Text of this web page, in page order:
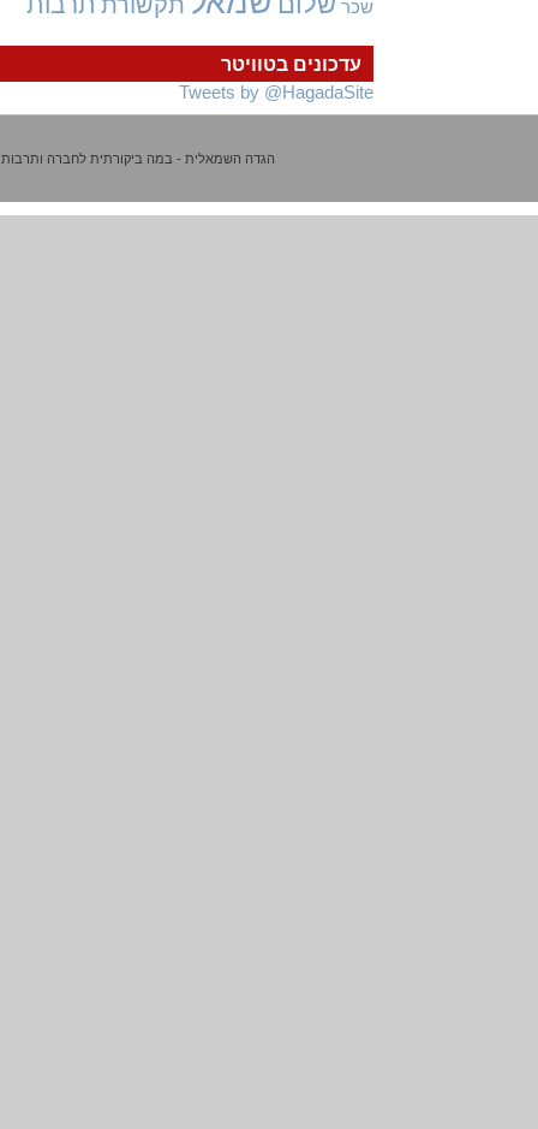
עדכונים בטוויטר
Tweets by @HagadaSite
שכר
הגדה השמאלית - במה ביקורתית לחברה ותרבות